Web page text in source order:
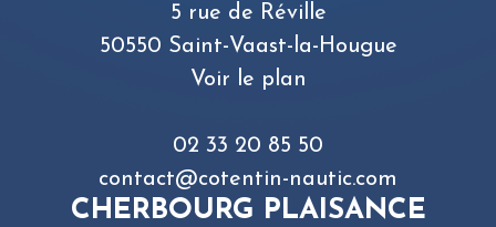
5 rue de Réville
50550 Saint-Vaast-la-Hougue
Voir le plan
02 33 20 85 50
contact@cotentin-nautic.com
CHERBOURG PLAISANCE